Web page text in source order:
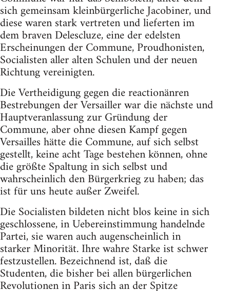
sich gemeinsam kleinbürgerliche Jacobiner, und
diese waren stark vertreten und lieferten im
dem braven Delescluze, eine der edelsten
Erscheinungen der Commune, Proudhonisten,
Socialisten aller alten Schulen und der neuen
Richtung vereinigten.
Die Vertheidigung gegen die reactionänren
Bestrebungen der Versailler war die nächste und
Hauptveranlassung zur Gründung der
Commune, aber ohne diesen Kampf gegen
Versailles hätte die Commune, auf sich selbst
gestellt, keine acht Tage bestehen können, ohne
die größte Spaltung in sich selbst und
wahrscheinlich den Bürgerkrieg zu haben; das
ist für uns heute außer Zweifel.
Die Socialisten bildeten nicht blos keine in sich
geschlossene, in Uebereinstimmung handelnde
Partei, sie waren auch augenscheinlich in
starker Minorität. Ihre wahre Starke ist schwer
festzustellen. Bezeichnend ist, daß die
Studenten, die bisher bei allen bürgerlichen
Revolutionen in Paris sich an der Spitze